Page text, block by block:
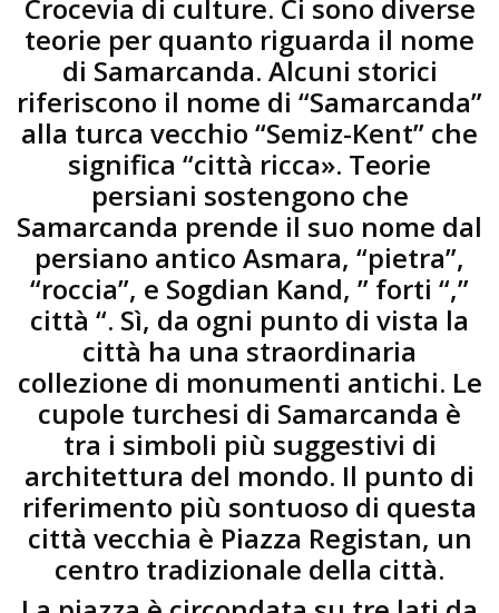
Crocevia di culture. Ci sono diverse
teorie per quanto riguarda il nome
di Samarcanda. Alcuni storici
riferiscono il nome di “Samarcanda”
alla turca vecchio “Semiz-Kent” che
significa “città ricca». Teorie
persiani sostengono che
Samarcanda prende il suo nome dal
persiano antico Asmara, “pietra”,
“roccia”, e Sogdian Kand, ” forti “,”
città “. Sì, da ogni punto di vista la
città ha una straordinaria
collezione di monumenti antichi. Le
cupole turchesi di Samarcanda è
tra i simboli più suggestivi di
architettura del mondo. Il punto di
riferimento più sontuoso di questa
città vecchia è Piazza Registan, un
centro tradizionale della città.